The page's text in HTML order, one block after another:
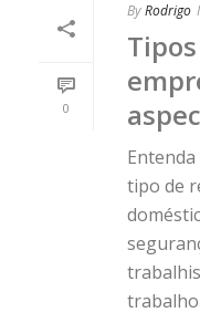
0
ByRodrigo
tipo de
trabalho